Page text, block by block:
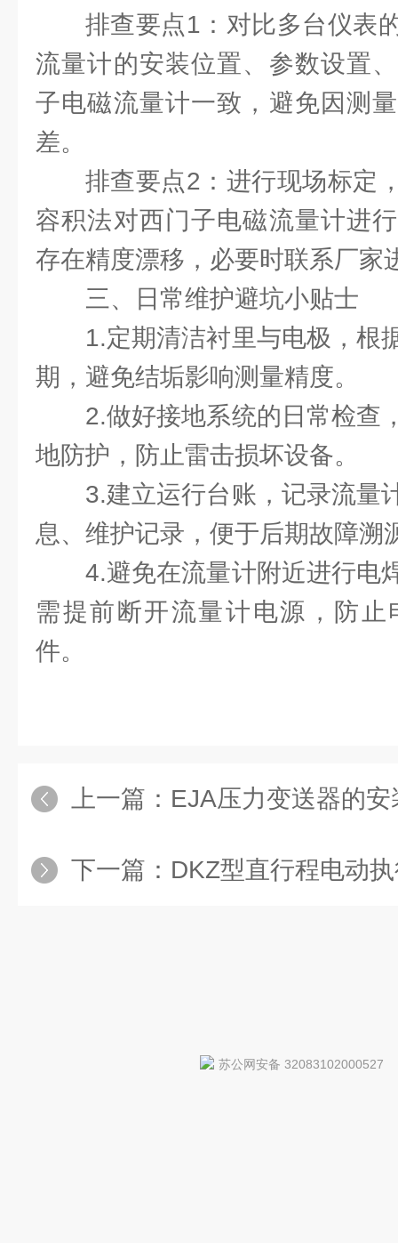
排查要点1：对比多台仪表
流量计的安装位置、参数设置
子电磁流量计一致，避免因测
差。
排查要点2：进行现场标定
容积法对西门子电磁流量计进
存在精度漂移，必要时联系厂家
三、日常维护避坑小贴士
1.定期清洁衬里与电极，根
期，避免结垢影响测量精度。
2.做好接地系统的日常检查
地防护，防止雷击损坏设备。
3.建立运行台账，记录流量
息、维护记录，便于后期故障溯
4.避免在流量计附近进行电
需提前断开流量计电源，防
件。
上一篇： EJA压力变送器的安装规范、
下一篇： DKZ型直行程电动执
苏公网安备 32083102000527